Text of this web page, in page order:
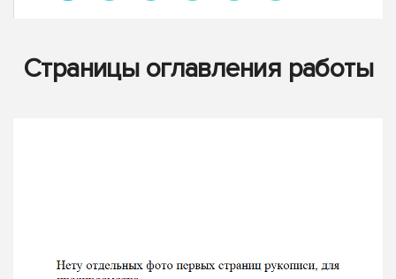
Страницы оглавления работы